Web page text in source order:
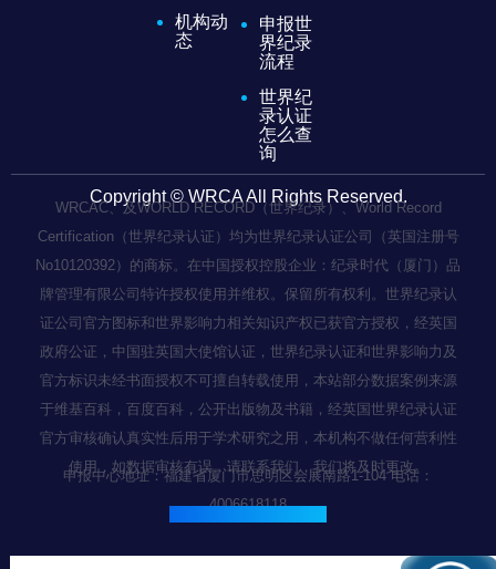
机构动
态
申报世
界纪录
流程
世界纪
录认证
怎么查
询
Copyright © WRCA All Rights Reserved.
WRCAC、及WORLD RECORD（世界纪录）、World Record
Certification（世界纪录认证）均为世界纪录认证公司（英国注册号
No10120392）的商标。在中国授权控股企业：纪录时代（厦门）品
牌管理有限公司特许授权使用并维权。保留所有权利。世界纪录认
证公司官方图标和世界影响力相关知识产权已获官方授权，经英国
政府公证，中国驻英国大使馆认证，世界纪录认证和世界影响力及
官方标识未经书面授权不可擅自转载使用，本站部分数据案例来源
于维基百科，百度百科，公开出版物及书籍，经英国世界纪录认证
官方审核确认真实性后用于学术研究之用，本机构不做任何营利性
使用，如数据审核有误，请联系我们，我们将及时更改。
申报中心地址：福建省厦门市思明区会展南路1-104 电话：
4006618118